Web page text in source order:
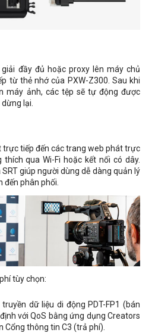
đầy đủ hoặc proxy lên máy chủ
từ thẻ nhớ của PXW-Z300. Sau khi
máy ảnh, các tệp sẽ tự động được
lại.
trực tiếp đến các trang web phát trực
qua Wi-Fi hoặc kết nối có dây.
giúp người dùng dễ dàng quản lý
đến phân phối.
tùy chọn:
dữ liệu di động PDT-FP1 (bán
với QoS bằng ứng dụng Creators
Cổng thông tin C3 (trả phí).